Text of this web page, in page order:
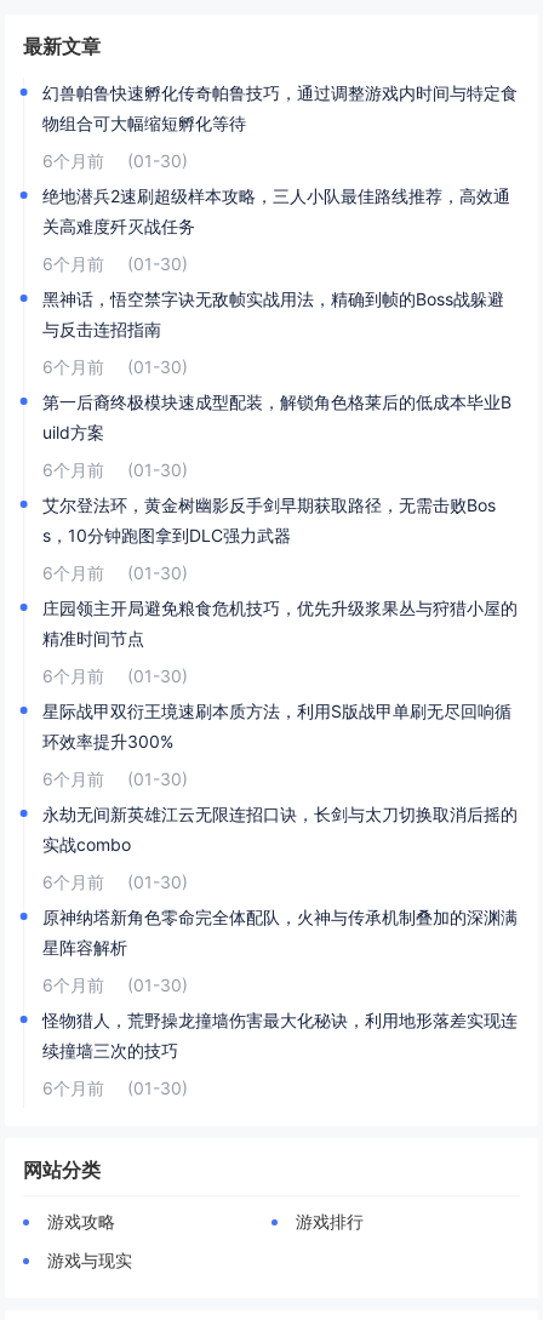
最新文章
幻兽帕鲁快速孵化传奇帕鲁技巧，通过调整游戏内时间与特定食
物组合可大幅缩短孵化等待
6个月前
(01-30)
绝地潜兵2速刷超级样本攻略，三人小队最佳路线推荐，高效通
关高难度歼灭战任务
6个月前
(01-30)
黑神话，悟空禁字诀无敌帧实战用法，精确到帧的Boss战躲避
与反击连招指南
6个月前
(01-30)
第一后裔终极模块速成型配装，解锁角色格莱后的低成本毕业B
uild方案
6个月前
(01-30)
艾尔登法环，黄金树幽影反手剑早期获取路径，无需击败Bos
s，10分钟跑图拿到DLC强力武器
6个月前
(01-30)
庄园领主开局避免粮食危机技巧，优先升级浆果丛与狩猎小屋的
精准时间节点
6个月前
(01-30)
星际战甲双衍王境速刷本质方法，利用S版战甲单刷无尽回响循
环效率提升300%
6个月前
(01-30)
永劫无间新英雄江云无限连招口诀，长剑与太刀切换取消后摇的
实战combo
6个月前
(01-30)
原神纳塔新角色零命完全体配队，火神与传承机制叠加的深渊满
星阵容解析
6个月前
(01-30)
怪物猎人，荒野操龙撞墙伤害最大化秘诀，利用地形落差实现连
续撞墙三次的技巧
6个月前
(01-30)
网站分类
游戏攻略
游戏排行
游戏与现实